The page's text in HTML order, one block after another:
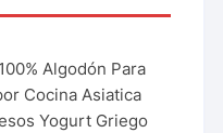
Algodón Para
Cocina Asiatica
Yogurt Griego